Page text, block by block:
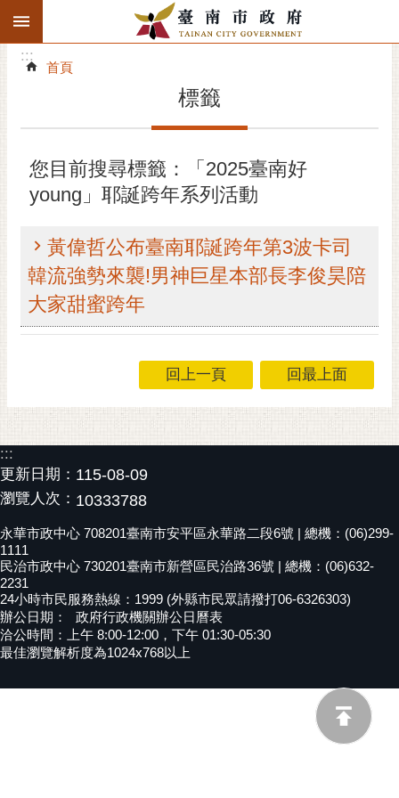
跳到主要內容區塊
搜
階
精彩府城
市府動態
市府團隊
主題服務
市政資訊
黃
偉
哲
螢
花
泉
桐
花
祭
:::
:::
首頁
標籤
您目前搜尋標籤：「2025臺南好
young」耶誕跨年系列活動
黃偉哲公布臺南耶誕跨年第3波卡司
韓流強勢來襲!男神巨星本部長李俊昊陪
大家甜蜜跨年
回上一頁 回最上面
:::
更新日期： 115-08-09
瀏覽人次： 10333788
永華市政中心 708201臺南市安平區永華路二段6號 | 總機：(06)299-
1111
民治市政中心 730201臺南市新營區民治路36號 | 總機：(06)632-
2231
24小時市民服務熱線：1999 (外縣市民眾請撥打06-6326303)
辦公日期：
政府行政機關辦公日曆表
洽公時間：上午 8:00-12:00，下午 01:30-05:30
最佳瀏覽解析度為1024x768以上